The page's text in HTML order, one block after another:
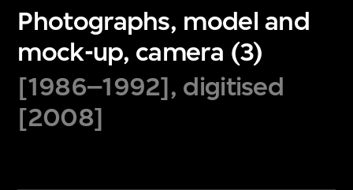
Photographs, model and
mock-up, camera (3)
[1986–1992], digitised
[2008]